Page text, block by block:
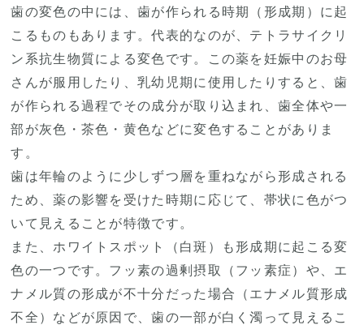
歯の変色の中には、歯が作られる時期（形成期）に起
こるものもあります。代表的なのが、テトラサイクリ
ン系抗生物質による変色です。この薬を妊娠中のお母
さんが服用したり、乳幼児期に使用したりすると、歯
が作られる過程でその成分が取り込まれ、歯全体や一
部が灰色・茶色・黄色などに変色することがありま
す。
歯は年輪のように少しずつ層を重ねながら形成される
ため、薬の影響を受けた時期に応じて、帯状に色がつ
いて見えることが特徴です。
また、ホワイトスポット（白斑）も形成期に起こる変
色の一つです。フッ素の過剰摂取（フッ素症）や、エ
ナメル質の形成が不十分だった場合（エナメル質形成
不全）などが原因で、歯の一部が白く濁って見えるこ